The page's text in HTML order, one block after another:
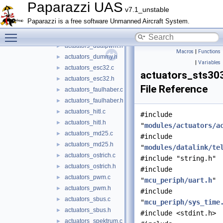
Paparazzi UAS v7.1_unstable
Paparazzi is a free software Unmanned Aircraft System.
actuators_asctec_v2.h
actuators_default.h
► actuators_dshot.c
► actuators_dualpwm.h
► actuators_dummy.h
► actuators_esc32.c
► actuators_esc32.h
► actuators_faulhaber.c
► actuators_faulhaber.h
► actuators_hitl.c
► actuators_hitl.h
► actuators_md25.c
► actuators_md25.h
► actuators_ostrich.c
► actuators_ostrich.h
► actuators_pwm.c
► actuators_pwm.h
► actuators_sbus.c
► actuators_sbus.h
► actuators_spektrum.c
Macros | Functions
| Variables
File Reference
#include
"modules/actuators/
#include
"modules/datalink/
#include "string.h"
#include
"mcu_periph/uart.h"
#include
"mcu_periph/
#include <stdint.h>